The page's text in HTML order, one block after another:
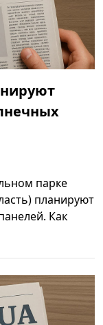
парке
планируют
Как